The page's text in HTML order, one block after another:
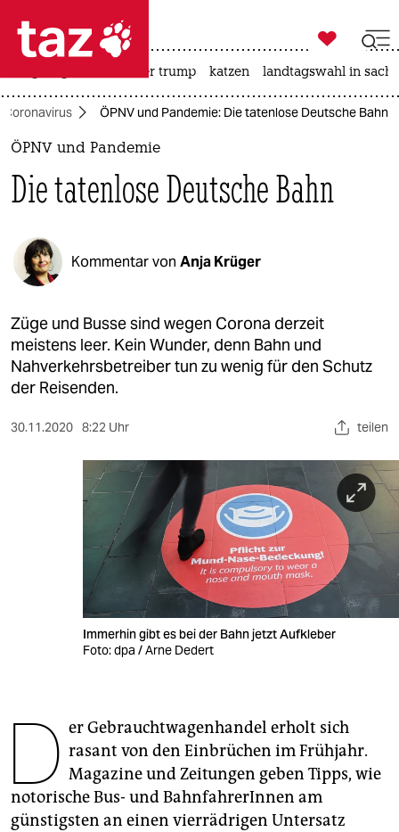
 taz zahl ich
taz zahl ich
politik
öko
gesellschaft
kultur
sport
veranstaltungen
fragen & hilfe
genossenschaft
epaper login

taz zahl ich
usa unter trump katzen landtagswahl in
Coronavirus ÖPNV und Pandemie: Die tatenlose Deutsche Bahn
ÖPNV und Pandemie
Die tatenlose Deutsche Bahn
Kommentar von Anja Krüger
Züge und Busse sind wegen Corona derzeit
meistens leer. Kein Wunder, denn Bahn und
Nahverkehrsbetreiber tun zu wenig für den Schutz
der Reisenden.
30.11.2020 8:22 Uhr teilen
Immerhin gibt es bei der Bahn jetzt Aufkleber
Foto: dpa / Arne Dedert
D er Gebrauchtwagenhandel erholt sich
rasant von den Einbrüchen im Frühjahr.
Magazine und Zeitungen geben Tipps, wie
notorische Bus- und BahnfahrerInnen am
günstigsten an einen vierrädrigen Untersatz